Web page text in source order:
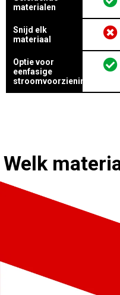
materialen
Snijd elk
materiaal
Optie voor
eenfasige
stroomvoorziening
Welk